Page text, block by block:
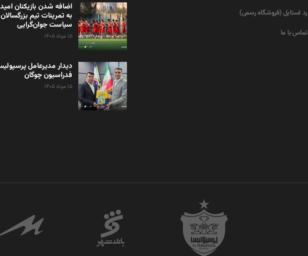
رد استایل (فروشگاه رسمی)
تماس با ما
اضافه شدن بازیکنان
به تمرینات تیم
سیاست جوان‌گرایی
۱۵ مرداد ۱۴۰۵
دیدار مدیرعامل
فدراسیون چوگان
۱۵ مرداد ۱۴۰۵